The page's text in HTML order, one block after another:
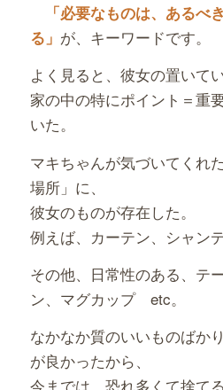
「必要なものは、あるべ
る」 が、キーワードです。
よく見ると、彼女の置いて
家の中の特にポイント＝重
いた。
マキちゃんが気づいてくれ
場所」に、
彼女のものが存在した。
例えば、カーテン、シャン
その他、日常性のある、テ
ン、マグカップ etc。
なかなか質のいいものばか
が良かったから、
今までは、恐れ多くて捨て